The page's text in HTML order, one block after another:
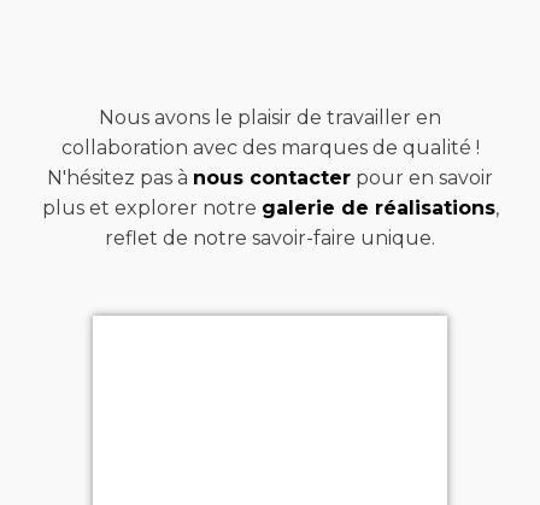
Nous avons le plaisir de travailler en
collaboration avec des marques de qualité !
N'hésitez pas à nous contacter pour en savoir
plus et explorer notre galerie de réalisations,
reflet de notre savoir-faire unique.